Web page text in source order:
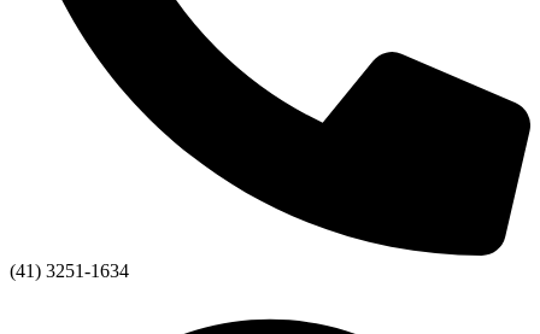
(41) 3251-1634